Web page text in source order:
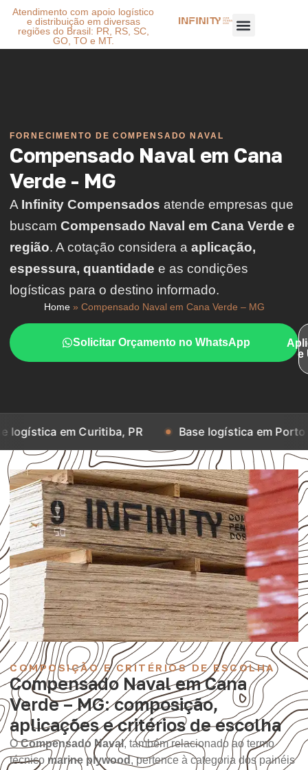
Atendimento com apoio logístico
e distribuição em diversas
regiões do Brasil: PR, RS, SC,
GO, TO e MT.
FORNECIMENTO DE COMPENSADO NAVAL
Compensado Naval em Cana
Verde - MG
A Infinity Compensados atende empresas que
buscam Compensado Naval em Cana Verde e
região. A cotação considera a aplicação,
espessura, quantidade e as condições
logísticas para o destino informado.
Home» Compensado Naval em Cana Verde – MG
Solicitar Orçamento no WhatsApp
e
Curitiba, PR Base logística em Porto Alegre, RS
COMPOSIÇÃO E CRITÉRIOS DE ESCOLHA
Compensado Naval em Cana
Verde – MG: composição,
aplicações e critérios de escolha
OCompensado Naval, também relacionado ao termo
técnico marine plywood, pertence à categoria dos painéis